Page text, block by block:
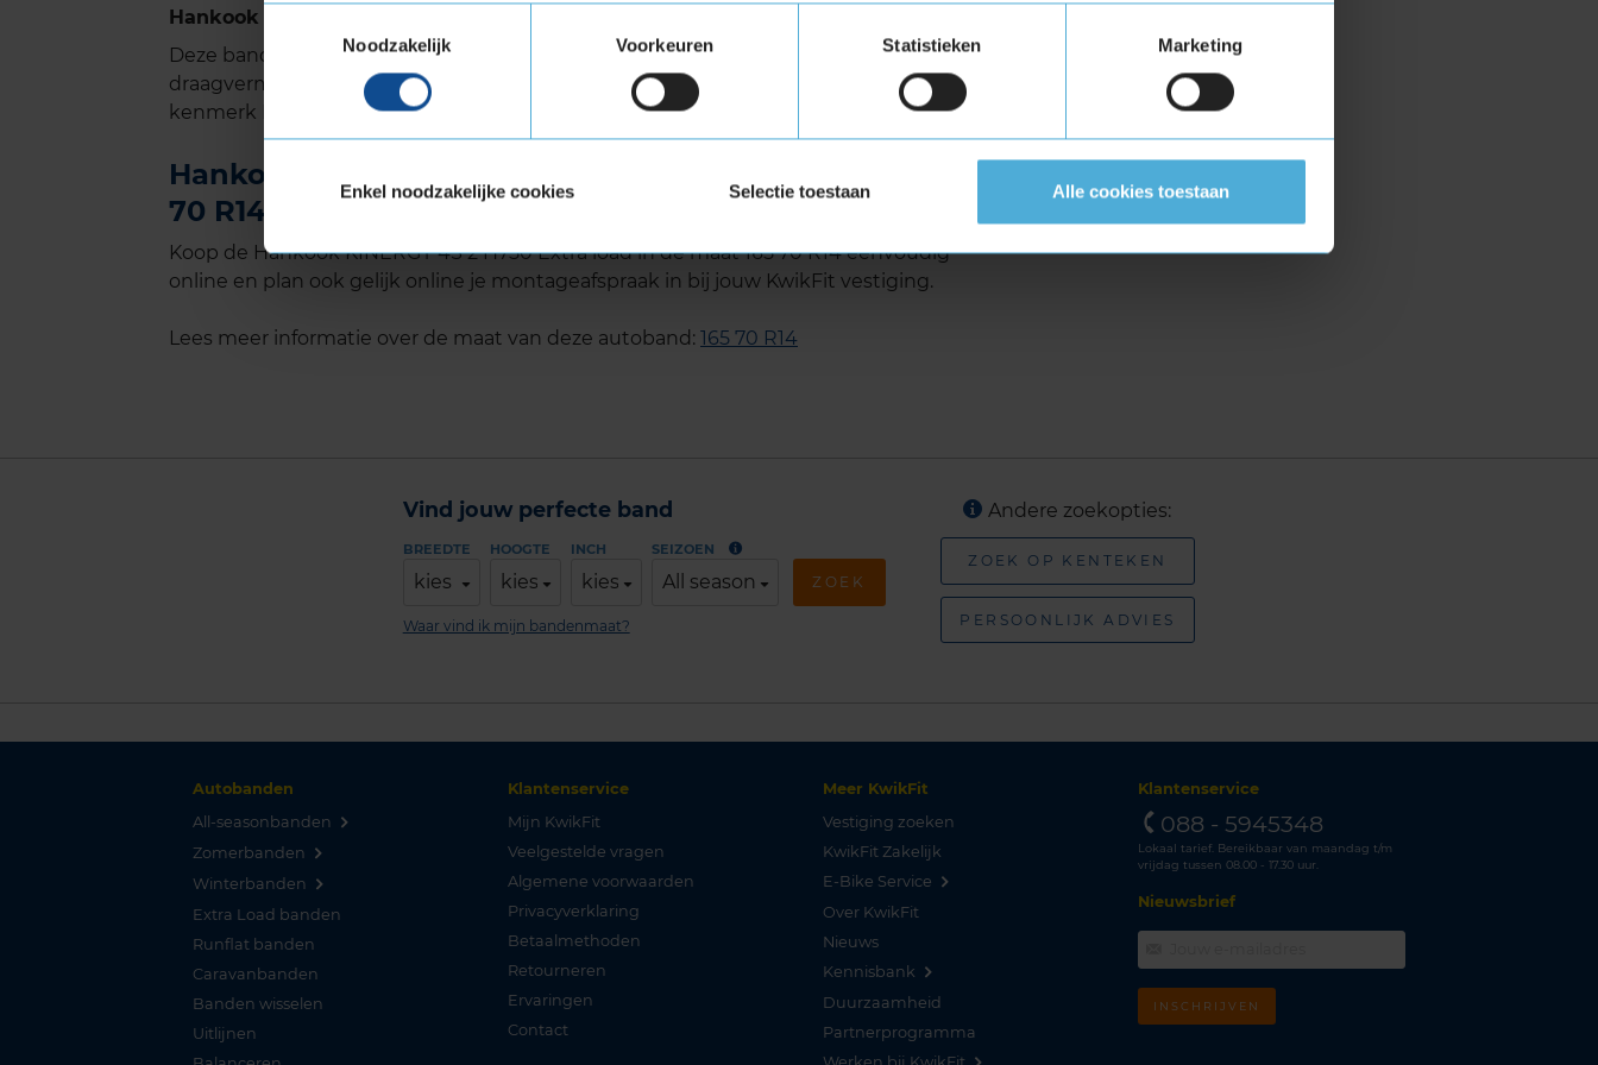
Noodzakelijk
Voorkeuren Statistieken Marketing
Enkel noodzakelijke cookies Selectie toestaan Alle cookies toestaan
Hankook KINERGY 4S 2 H750 met Extra Load (verstevigde band)
Deze band is ook geschikt voor voertuigen die banden met een hoger
draagvermogen nodig hebben. Verstevigde banden zijn te herkennen aan het
kenmerk Extra Load.
Hankook KINERGY 4S 2 H750 Extra load in de maat 165
70 R14 kopen bij KwikFit
Koop de Hankook KINERGY 4S 2 H750 Extra load in de maat 165 70 R14 eenvoudig
online en plan ook gelijk online je montageafspraak in bij jouw KwikFit vestiging.
Lees meer informatie over de maat van deze autoband: 165 70 R14
Vind jouw perfecte band
BREEDTE
kies
HOOGTE
kies
INCH
kies
SEIZOEN
All season ZOEK
Waar vind ik mijn bandenmaat?
Andere zoekopties:
ZOEK OP KENTEKEN
PERSOONLIJK ADVIES
Autobanden
All-seasonbanden
Zomerbanden
Winterbanden
Extra Load banden
Runflat banden
Caravanbanden
Banden wisselen
Uitlijnen
Klantenservice
Mijn KwikFit
Veelgestelde vragen
Algemene voorwaarden
Privacyverklaring
Betaalmethoden
Retourneren
Ervaringen
Contact
Meer KwikFit
Vestiging zoeken
KwikFit Zakelijk
E-Bike Service
Over KwikFit
Nieuws
Kennisbank
Duurzaamheid
Partnerprogramma
Klantenservice
088 - 5945348
Lokaal tarief. Bereikbaar van maandag t/m
vrijdag tussen 08.00 - 17.30 uur.
Nieuwsbrief
INSCHRIJVEN